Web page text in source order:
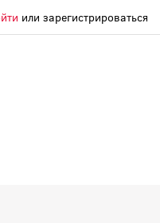
или зарегистрироваться